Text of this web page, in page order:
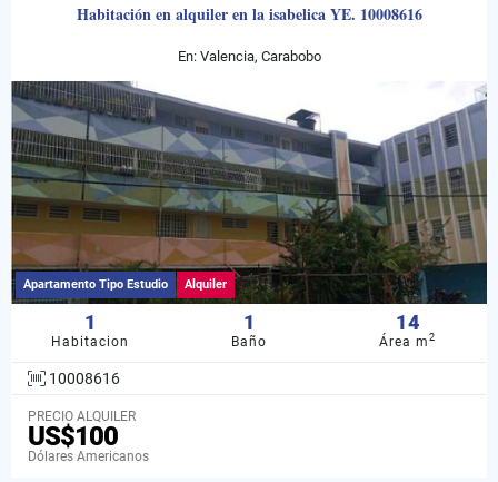
Habitación en alquiler en la isabelica YE. 10008616
En: Valencia, Carabobo
Apartamento Tipo Estudio Alquiler
1
Habitacion
1
Baño
14
Área m2
10008616
PRECIO ALQUILER
US$100
Dólares Americanos